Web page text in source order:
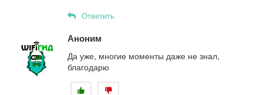
Ответить
Аноним
Да уже, многие моменты даже не знал,
благодарю